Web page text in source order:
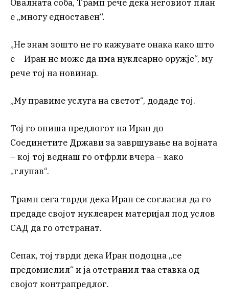
Овалната соба, Трамп рече дека неговиот план
е „многу едноставен“.
„Не знам зошто не го кажувате онака како што
е – Иран не може да има нуклеарно оружје“, му
рече тој на новинар.
„Му правиме услуга на светот“, додаде тој.
Тој го опиша предлогот на Иран до
Соединетите Држави за завршување на војната
– кој тој веднаш го отфрли вчера – како
„глупав“.
Трамп сега тврди дека Иран се согласил да го
предаде својот нуклеарен материјал под услов
САД да го отстранат.
Сепак, тој тврди дека Иран подоцна „се
предомислил“ и ја отстранил таа ставка од
својот контрапредлог.